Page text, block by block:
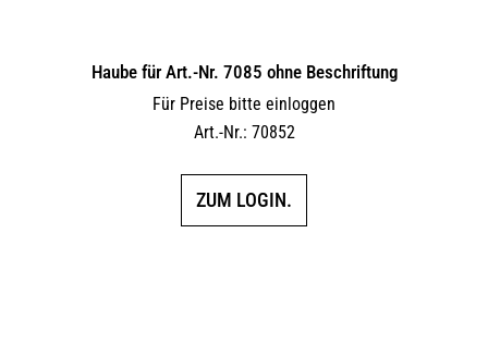
Haube für Art.-Nr. 7085 ohne Beschriftung
Für Preise bitte einloggen
Art.-Nr.: 70852
ZUM LOGIN.